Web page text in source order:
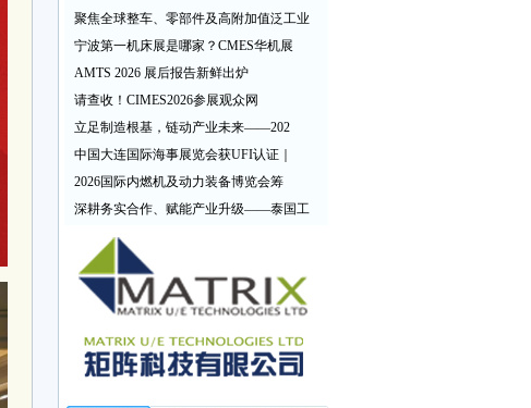
聚焦全球整车、零部件及高附加值泛工业
宁波第一机床展是哪家？CMES华机展
AMTS 2026 展后报告新鲜出炉
请查收！CIMES2026参展观众网
立足制造根基，链动产业未来——202
中国大连国际海事展览会获UFI认证｜
2026国际内燃机及动力装备博览会筹
深耕务实合作、赋能产业升级——泰国工